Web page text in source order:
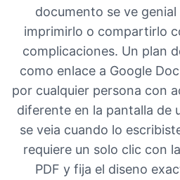
documento se ve
imprimirlo o compartirlo
complicaciones. Un plan
como enlace a Google
por cualquier persona con
diferente en la pantalla de
se veia cuando lo
requiere un solo clic con
PDF y fija el diseno